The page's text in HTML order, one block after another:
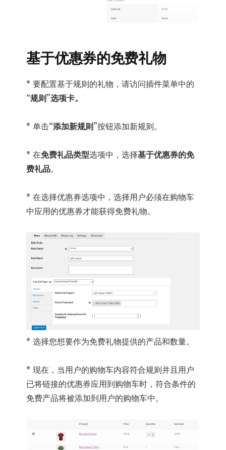
基于优惠券的免费礼物
* 要配置基于规则的礼物，请访问插件菜单中的
“规则”选项卡。
* 单击“添加新规则”按钮添加新规则。
* 在免费礼品类型选项中，选择基于优惠券的免
费礼品。
* 在选择优惠券选项中，选择用户必须在购物车
中应用的优惠券才能获得免费礼物。
* 选择您想要作为免费礼物提供的产品和数量。
* 现在，当用户的购物车内容符合规则并且用户
已将链接的优惠券应用到购物车时，符合条件的
免费产品将被添加到用户的购物车中。